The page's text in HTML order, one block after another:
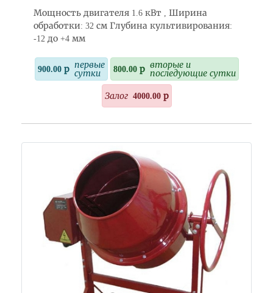
Мощность двигателя 1.6 кВт , Ширина
обработки: 32 см Глубина культивирования:
-12 до +4 мм
900.00 р первые
сутки
800.00 р вторые и
последующие сутки
Залог 4000.00 р